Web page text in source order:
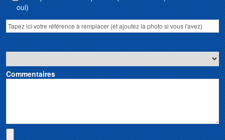
oui)
Commentaires